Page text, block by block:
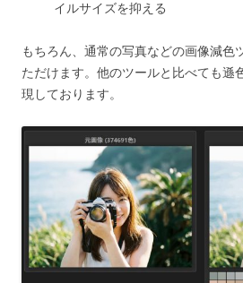
イルサイズを抑える
もちろん、通常の写真などの画像減色
ただけます。他のツールと比べても遜
現しております。